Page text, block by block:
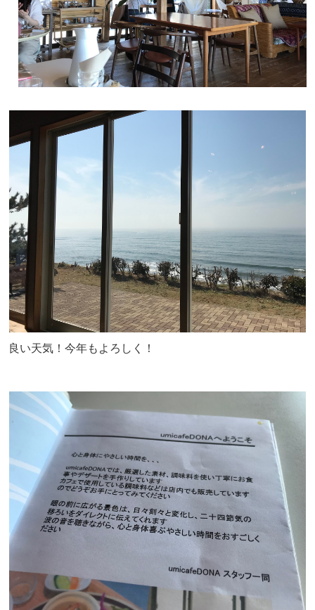
良い天気！今年もよろしく！